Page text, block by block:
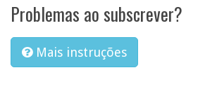
Problemas ao subscrever?
Mais instruções